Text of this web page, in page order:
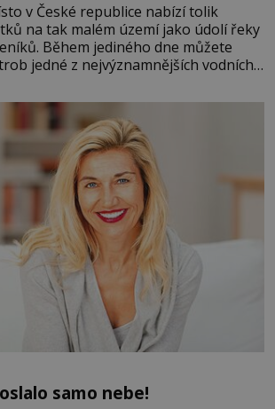
v České republice nabízí tolik
na tak malém území jako údolí řeky
Během jediného dne můžete
jedné z nejvýznamnějších vodních
den zakončit poznáváním památek ve
nebo v termálním
samo nebe!